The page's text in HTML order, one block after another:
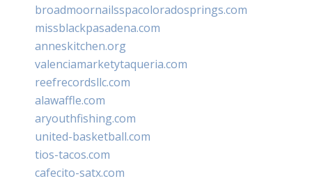
broadmoornailsspacoloradosprings.com
missblackpasadena.com
anneskitchen.org
valenciamarketytaqueria.com
reefrecordsllc.com
alawaffle.com
aryouthfishing.com
united-basketball.com
tios-tacos.com
cafecito-satx.com